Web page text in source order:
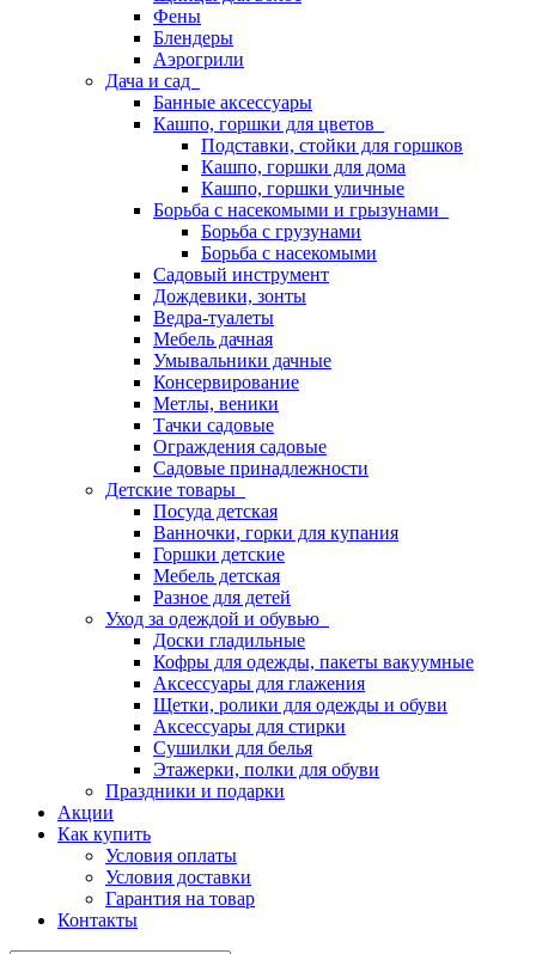
Фены
Блендеры
Аэрогрили
Дача и сад
Банные аксессуары
Кашпо, горшки для цветов
Подставки, стойки для горшков
Кашпо, горшки для дома
Кашпо, горшки уличные
Борьба с насекомыми и грызунами
Борьба с грузунами
Борьба с насекомыми
Садовый инструмент
Дождевики, зонты
Ведра-туалеты
Мебель дачная
Умывальники дачные
Консервирование
Метлы, веники
Тачки садовые
Ограждения садовые
Садовые принадлежности
Детские товары
Посуда детская
Ванночки, горки для купания
Горшки детские
Мебель детская
Разное для детей
Уход за одеждой и обувью
Доски гладильные
Кофры для одежды, пакеты вакуумные
Аксессуары для глажения
Щетки, ролики для одежды и обуви
Аксессуары для стирки
Сушилки для белья
Этажерки, полки для обуви
Праздники и подарки
Акции
Как купить
Условия оплаты
Условия доставки
Гарантия на товар
Контакты